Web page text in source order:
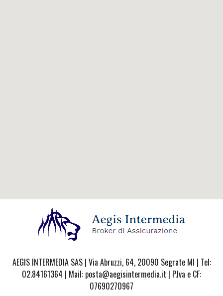
AEGIS INTERMEDIA SAS | Via Abruzzi, 64, 20090 Segrate MI | Tel:
02.84161364 | Mail: posta@aegisintermedia.it | P.Iva e CF:
07690270967